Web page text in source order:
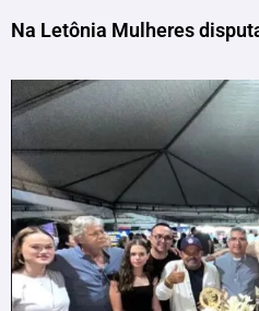
Na Letônia Mulheres